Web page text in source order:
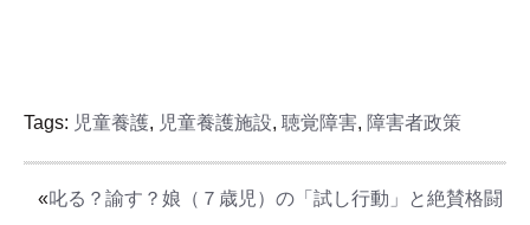
Tags: 児童養護, 児童養護施設, 聴覚障害, 障害者政策
«叱る？諭す？娘（７歳児）の「試し行動」と絶賛格闘